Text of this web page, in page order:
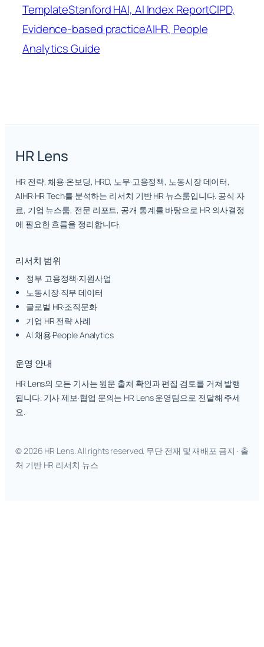
TemplateStanford HAI, AI Index ReportCIPD,
Evidence-based practiceAIHR, People
Analytics Guide
HR Lens
HR 전략, 채용·온보딩, HRD, 노무·고용정책, 노동시장 데이터,
AIHR·HR Tech를 분석하는 리서치 기반 HR 뉴스룸입니다. 공식 자
료, 기업 뉴스룸, 전문 리포트, 공개 통계를 바탕으로 HR 의사결정
에 필요한 흐름을 정리합니다.
리서치 범위
정부 고용정책·지원사업
노동시장·직무 데이터
글로벌 HR·조직문화
기업 HR 전략 사례
AI 채용·People Analytics
운영 안내
HR Lens의 모든 기사는 원문 출처 확인과 편집 검토를 거쳐 발행
됩니다. 기사 제보·협업 문의는 HR Lens 운영팀으로 전달해 주세
요.
© 2026 HR Lens. All rights reserved. 무단 전재 및 재배포 금지 · 출
처 기반 HR 리서치 뉴스